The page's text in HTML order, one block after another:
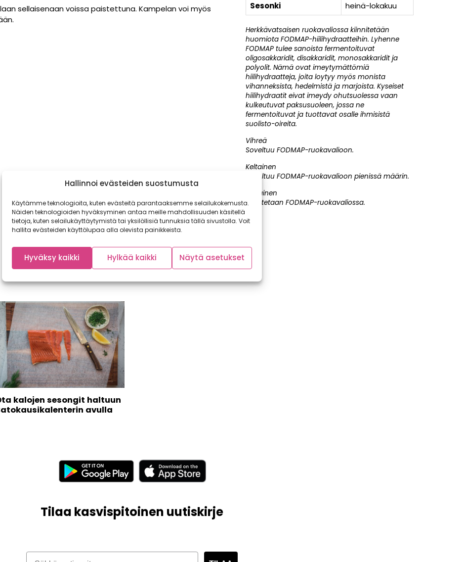
Hallinnoi evästeiden suostumusta
Käytämme teknologioita, kuten evästeitä parantaaksemme selailukokemusta.
Näiden teknologioiden hyväksyminen antaa meille mahdollisuuden käsitellä
tietoja, kuten selailukäyttäytymistä tai yksilöllisiä tunnuksia tällä sivustolla. Voit
hallita evästeiden käyttölupaa alla olevista painikkeista.
Hyväksy kaikki Hylkää kaikki Näytä asetukset
sellaisenaan voissa paistettuna. Kampelan voi myös
Sesonki
heinä-lokakuu
Herkkävatsaisen ruokavaliossa kiinnitetään
huomiota FODMAP-hiilihydraatteihin. Lyhenne
FODMAP tulee sanoista fermentoituvat
oligosakkaridit, disakkaridit, monosakkaridit ja
polyolit. Nämä ovat imeytymättömiä
hiilihydraatteja, joita loytyy myös monista
vihanneksista, hedelmistä ja marjoista. Kyseiset
hiilihydraatit eivat imeydy ohutsuolessa vaan
kulkeutuvat paksusuoleen, jossa ne
fermentoituvat ja tuottavat osalle ihmisistä
suolisto-oireita.
Vihreä
Soveltuu FODMAP-ruokavalioon.
Keltainen
Soveltuu FODMAP-ruokavalioon pienissä määrin.
Punainen
Rajoitetaan FODMAP-ruokavaliossa.
kalojen sesongit haltuun
avulla
Tilaa kasvispitoinen uutiskirje